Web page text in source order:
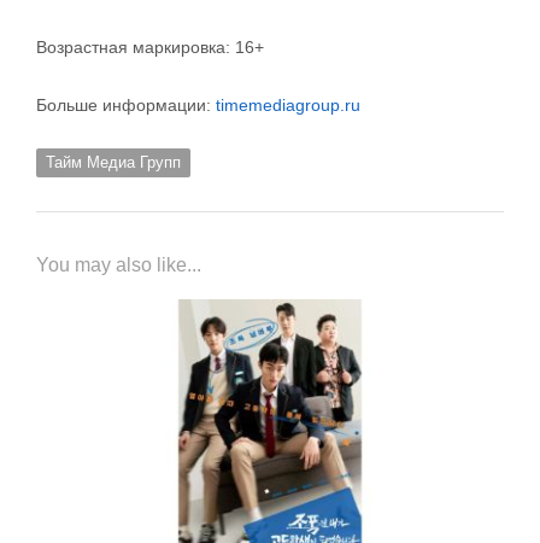
Возрастная маркировка: 16+
Больше информации: timemediagroup.ru
Тайм Медиа Групп
You may also like...